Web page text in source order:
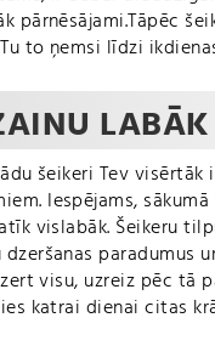
pārnēsājami.Tāpēc
to ņemsi līdzi
LABĀK
šeikeri Tev
Iespējams,
vislabāk. Šeikeru
paradumus
visu, uzreiz pēc tā
katrai dienai citas